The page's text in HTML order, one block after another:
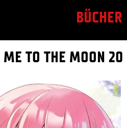
BÜCHER
TO THE MOON 20